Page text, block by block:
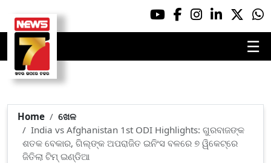
☰
Home
ଖେଳ
India vs Afghanistan 1st ODI Highlights: ଗୁରବାଜଙ୍କ
ଶତକ ବେକାର, ଗିଲ୍‌ଙ୍କ ଅପରାଜିତ ଇନିଂସ ବଳରେ ୭ ୱିକେଟ୍‌ରେ
ଜିତିଲା ଟିମ୍ ଇଣ୍ଡିଆ